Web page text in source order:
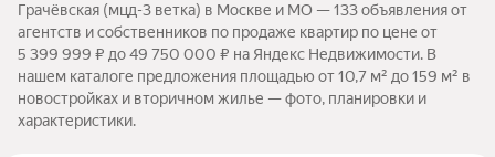
Грачёвская (мцд-3 ветка) в Москве и МО — 133 объявления от
агентств и собственников по продаже квартир по цене от
5 399 999 ₽ до 49 750 000 ₽ на Яндекс Недвижимости. В
нашем каталоге предложения площадью от 10,7 м² до 159 м² в
новостройках и вторичном жилье — фото, планировки и
характеристики.